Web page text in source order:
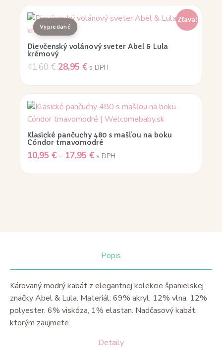
Zľava!
Dievčenský volánový sveter Abel & Lula
krémový
41,60€ 28,95 € s DPH
Klasické pančuchy 480 s mašľou na boku
Cóndor tmavomodré
10,95 €– 17,95 € s DPH
Popis
Detaily
Károvaný modrý kabát z elegantnej kolekcie španielskej
značky Abel & Lula. Materiál: 69% akryl, 12% vlna, 12%
polyester, 6% viskóza, 1% elastan. Nadčasový kabát,
ktorým zaujmete.